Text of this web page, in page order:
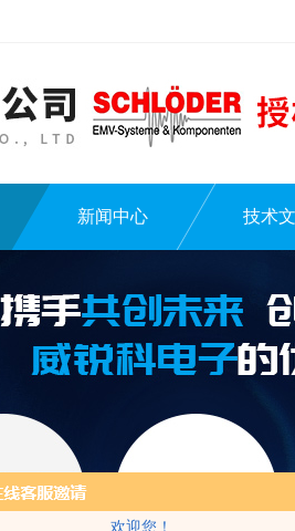
欢迎您！
新闻中心 技术